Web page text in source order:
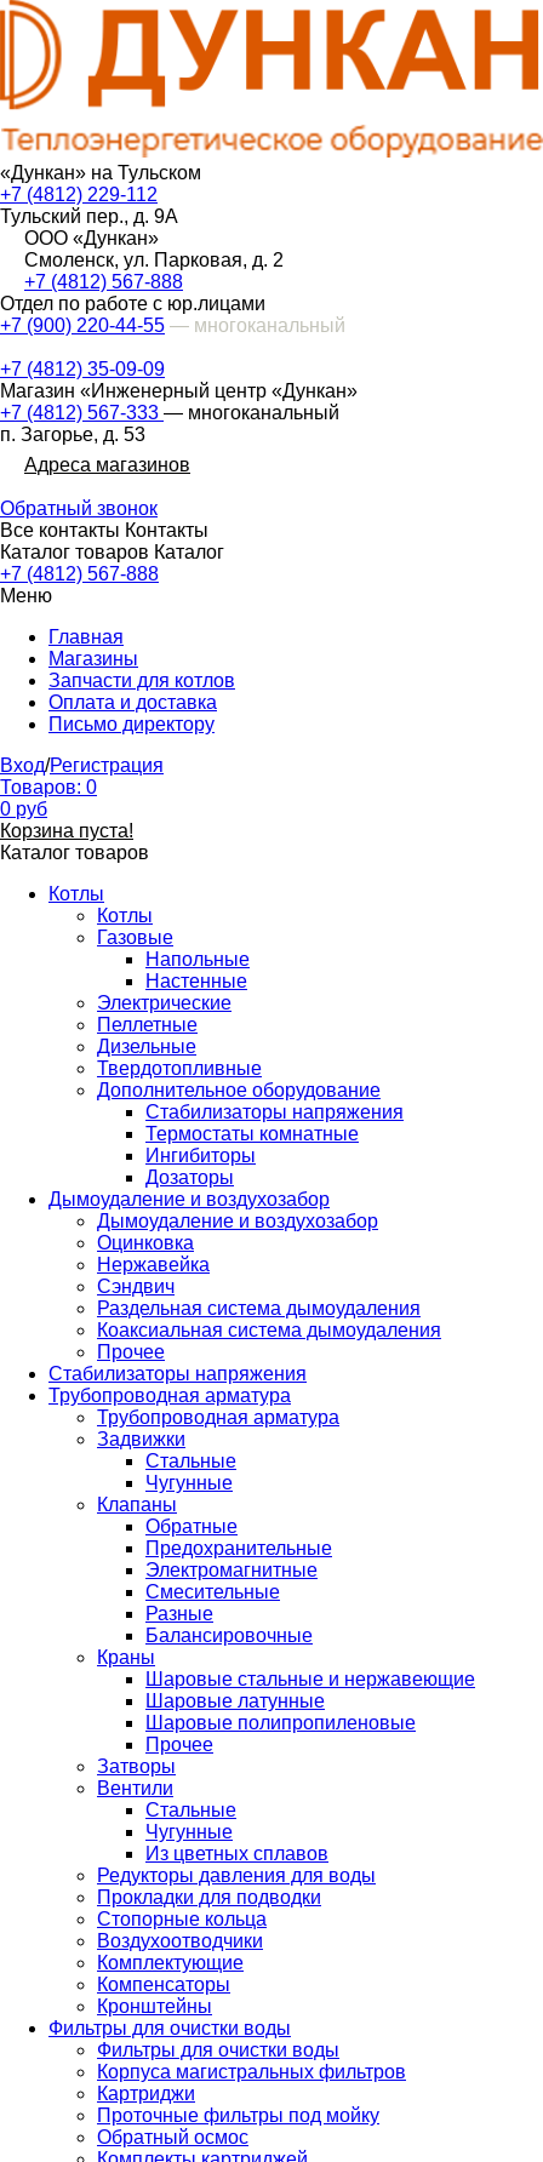
«Дункан» на Тульском
+7 (4812) 229-112
Тульский пер., д. 9А
ООО «Дункан»
Смоленск, ул. Парковая, д. 2
+7 (4812) 567-888
Отдел по работе с юр.лицами
+7 (900) 220-44-55 — многоканальный
+7 (4812) 35-09-09
Магазин «Инженерный центр «Дункан»
+7 (4812) 567-333 — многоканальный
п. Загорье, д. 53
Адреса магазинов
Обратный звонок
Все контакты Контакты
Каталог товаров Каталог
+7 (4812) 567-888
Меню
Главная
Магазины
Запчасти для котлов
Оплата и доставка
Письмо директору
Вход/Регистрация
Товаров: 0
0 руб
Корзина пуста!
Каталог товаров
Котлы
Котлы
Газовые
Напольные
Настенные
Электрические
Пеллетные
Дизельные
Твердотопливные
Дополнительное оборудование
Стабилизаторы напряжения
Термостаты комнатные
Ингибиторы
Дозаторы
Дымоудаление и воздухозабор
Дымоудаление и воздухозабор
Оцинковка
Нержавейка
Сэндвич
Раздельная система дымоудаления
Коаксиальная система дымоудаления
Прочее
Стабилизаторы напряжения
Трубопроводная арматура
Трубопроводная арматура
Задвижки
Стальные
Чугунные
Клапаны
Обратные
Предохранительные
Электромагнитные
Смесительные
Разные
Балансировочные
Краны
Шаровые стальные и нержавеющие
Шаровые латунные
Шаровые полипропиленовые
Прочее
Затворы
Вентили
Стальные
Чугунные
Из цветных сплавов
Редукторы давления для воды
Прокладки для подводки
Стопорные кольца
Воздухоотводчики
Комплектующие
Компенсаторы
Кронштейны
Фильтры для очистки воды
Фильтры для очистки воды
Корпуса магистральных фильтров
Картриджи
Проточные фильтры под мойку
Обратный осмос